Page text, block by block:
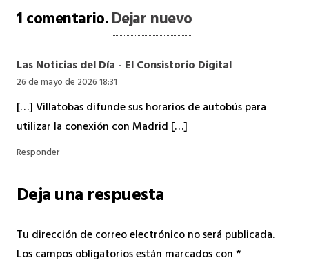
1comentario.Dejar nuevo
Las Noticias del Día - El Consistorio Digital
26 de mayo de 2026 18:31
[…] Villatobas difunde sus horarios de autobús para
utilizar la conexión con Madrid […]
Responder
Deja una respuesta
Tu dirección de correo electrónico no será publicada.
Los campos obligatorios están marcados con*